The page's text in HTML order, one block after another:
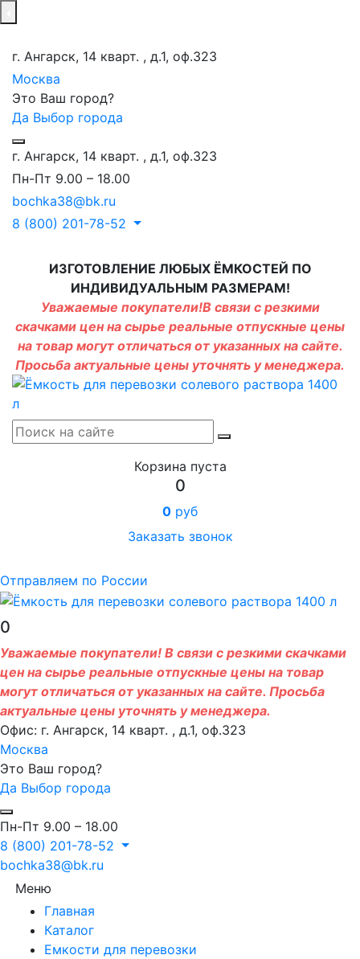
г. Ангарск, 14 кварт. , д.1, оф.323
Москва
Это Ваш город?
Да Выбор города
г. Ангарск, 14 кварт. , д.1, оф.323
Пн-Пт 9.00 – 18.00
bochka38@bk.ru
8 (800) 201-78-52
ИЗГОТОВЛЕНИЕ ЛЮБЫХ ЁМКОСТЕЙ ПО
ИНДИВИДУАЛЬНЫМ РАЗМЕРАМ!
Уважаемые покупатели!В связи с резкими
скачками цен на сырье реальные отпускные цены
на товар могут отличаться от указанных на сайте.
Просьба актуальные цены уточнять у менеджера.
Корзина пуста
0
0 руб
Заказать звонок
Отправляем по России
0
Уважаемые покупатели! В связи с резкими скачками
цен на сырье реальные отпускные цены на товар
могут отличаться от указанных на сайте. Просьба
актуальные цены уточнять у менеджера.
Офис: г. Ангарск, 14 кварт. , д.1, оф.323
Москва
Это Ваш город?
Да Выбор города
Пн-Пт 9.00 – 18.00
8 (800) 201-78-52
bochka38@bk.ru
Меню
Главная
Каталог
Емкости для перевозки